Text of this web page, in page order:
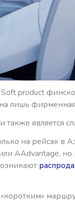
product
лишь
также является
на рейсах в
AAdvantage,